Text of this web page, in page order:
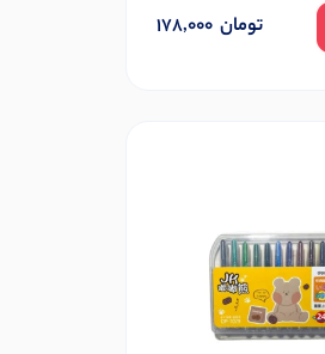
178,000 تومان